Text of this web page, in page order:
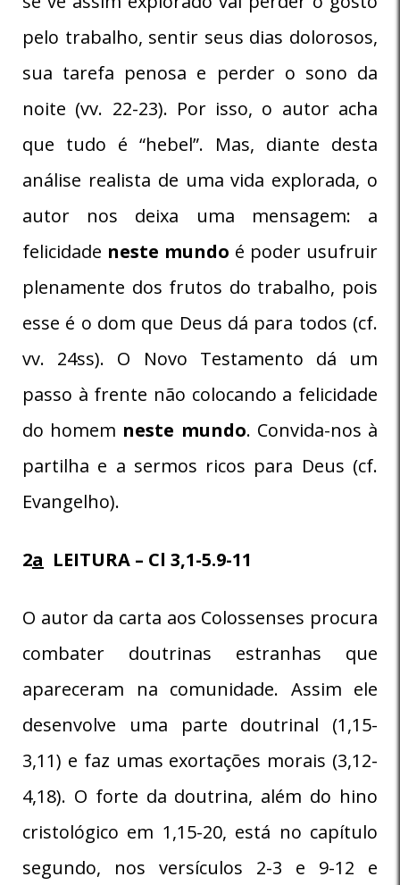
pelo trabalho, sentir seus dias dolorosos,
sua tarefa penosa e perder o sono da
noite (vv. 22-23). Por isso, o autor acha
que tudo é “hebel”. Mas, diante desta
análise realista de uma vida explorada, o
autor nos deixa uma mensagem: a
felicidade neste mundo é poder usufruir
plenamente dos frutos do trabalho, pois
esse é o dom que Deus dá para todos (cf.
vv. 24ss). O Novo Testamento dá um
passo à frente não colocando a felicidade
do homem neste mundo. Convida-nos à
partilha e a sermos ricos para Deus (cf.
Evangelho).
2a LEITURA – Cl 3,1-5.9-11
O autor da carta aos Colossenses procura
combater doutrinas estranhas que
apareceram na comunidade. Assim ele
desenvolve uma parte doutrinal (1,15-
3,11) e faz umas exortações morais (3,12-
4,18). O forte da doutrina, além do hino
cristológico em 1,15-20, está no capítulo
segundo, nos versículos 2-3 e 9-12 e